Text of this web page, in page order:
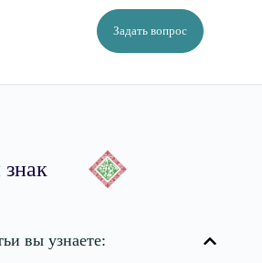
Задать вопрос
вы узнаете: